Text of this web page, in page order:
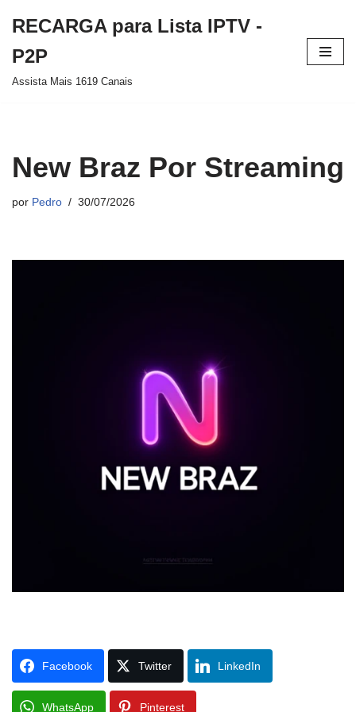
para
o
RECARGA para Lista IPTV -
P2P
Assista Mais 1619 Canais
New Braz Por Streaming
por Pedro 30/07/2026
Facebook Twitter LinkedIn
WhatsApp Pinterest